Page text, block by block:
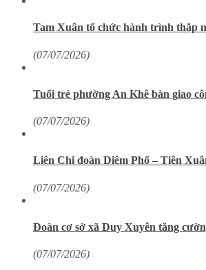
Tam Xuân tổ chức hành trình thắp
(07/07/2026)
Tuổi trẻ phường An Khê bàn giao
(07/07/2026)
Liên Chi đoàn Diêm Phổ – Tiên
(07/07/2026)
Đoàn cơ sở xã Duy Xuyên tăng
(07/07/2026)